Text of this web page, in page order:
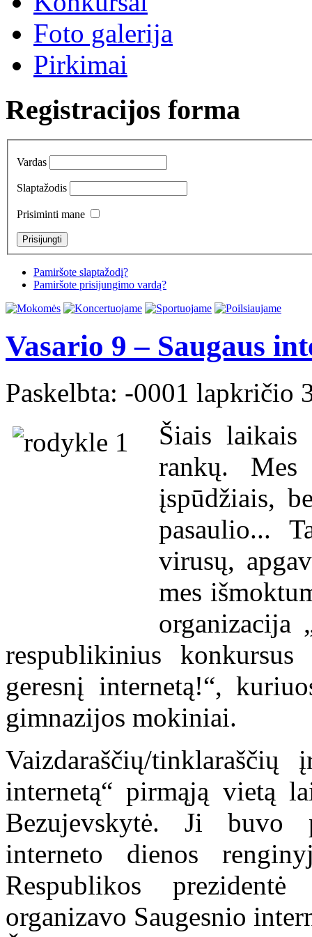
Foto galerija
Pirkimai
Registracijos forma
Vardas
Slaptažodis
Prisiminti mane
Pamiršote slaptažodį?
Pamiršote prisijungimo vardą?
Vasario 9 – Saugaus
Paskelbta: -0001 lapkričio
Šiais laikais
rankų. Mes
įspūdžiais,
pasaulio...
virusų,
mes
organizacija
respublikinius
geresnį internetą!“,
gimnazijos mokiniai.
Vaizdaraščių/
internetą“ pirmąją vietą
Bezujevskytė. Ji buvo
interneto dienos
Respublikos
organizavo Saugesnio